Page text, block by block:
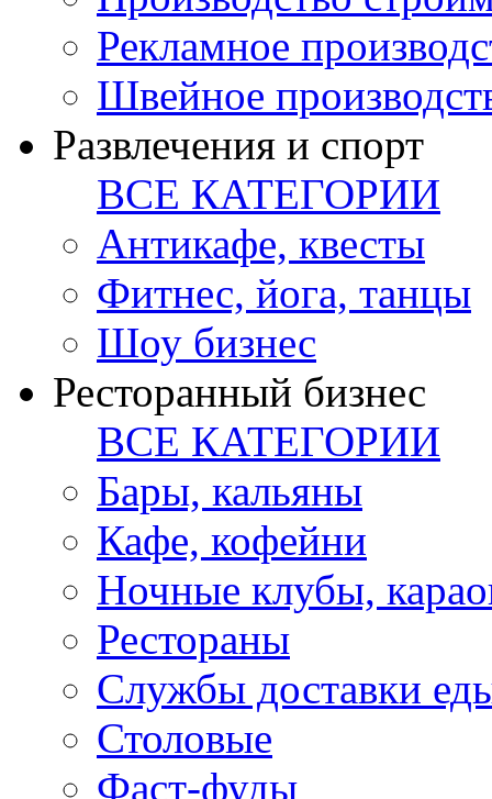
Рекламное
Швейное
Развлечения и спорт
ВСЕ КАТЕГОРИИ
Антикафе, квесты
Фитнес, йога, танцы
Шоу бизнес
Ресторанный бизнес
ВСЕ КАТЕГОРИИ
Бары, кальяны
Кафе, кофейни
Ночные клубы,
Рестораны
Службы доставки
Столовые
Фаст-фуды